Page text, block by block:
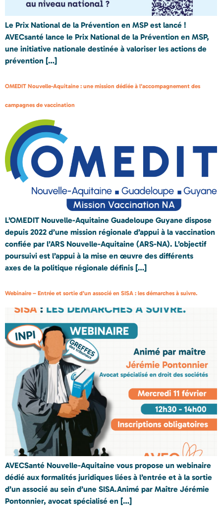
Le Prix National de la Prévention en MSP est lancé !
AVECsanté lance le Prix National de la Prévention en MSP,
une initiative nationale destinée à valoriser les actions de
prévention […]
OMEDIT Nouvelle-Aquitaine : une mission dédiée à l’accompagnement des
campagnes de vaccination
L’OMEDIT Nouvelle-Aquitaine Guadeloupe Guyane dispose
depuis 2022 d’une mission régionale d’appui à la vaccination
confiée par l’ARS Nouvelle-Aquitaine (ARS-NA). L’objectif
poursuivi est l’appui à la mise en œuvre des différents
axes de la politique régionale définis […]
Webinaire – Entrée et sortie d’un associé en SISA : les démarches à suivre.
AVECSanté Nouvelle-Aquitaine vous propose un webinaire
dédié aux formalités juridiques liées à l’entrée et à la sortie
d’un associé au sein d’une SISA.Animé par Maître Jérémie
Pontonnier, avocat spécialisé en […]